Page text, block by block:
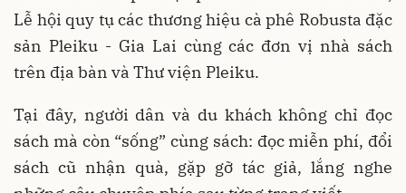
Lễ hội quy tụ các thương hiệu cà phê Robusta đặc
sản Pleiku - Gia Lai cùng các đơn vị nhà sách
trên địa bàn và Thư viện Pleiku.
Tại đây, người dân và du khách không chỉ đọc
sách mà còn “sống” cùng sách: đọc miễn phí, đổi
sách cũ nhận quà, gặp gỡ tác giả, lắng nghe